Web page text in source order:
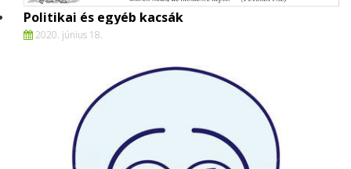
Politikai és egyéb kacsák
2020. június 18.